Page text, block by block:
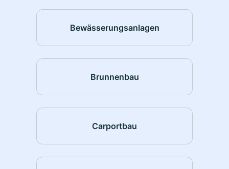
Bewässerungsanlagen
Brunnenbau
Carportbau